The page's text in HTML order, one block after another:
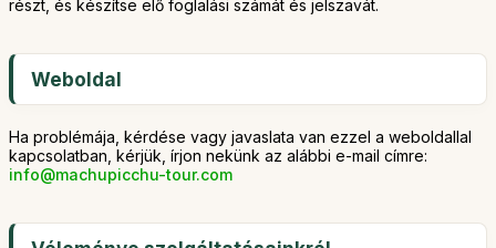
részt, és készítse elő foglalási számát és jelszavát.
Weboldal
Ha problémája, kérdése vagy javaslata van ezzel a weboldallal
kapcsolatban, kérjük, írjon nekünk az alábbi e-mail címre:
info@machupicchu-tour.com